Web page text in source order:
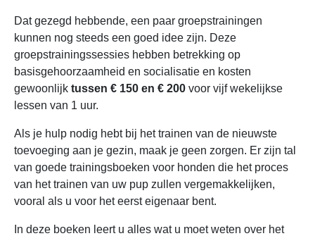
Dat gezegd hebbende, een paar groepstrainingen
kunnen nog steeds een goed idee zijn. Deze
groepstrainingssessies hebben betrekking op
basisgehoorzaamheid en socialisatie en kosten
gewoonlijk tussen € 150 en € 200 voor vijf wekelijkse
lessen van 1 uur.
Als je hulp nodig hebt bij het trainen van de nieuwste
toevoeging aan je gezin, maak je geen zorgen. Er zijn tal
van goede trainingsboeken voor honden die het proces
van het trainen van uw pup zullen vergemakkelijken,
vooral als u voor het eerst eigenaar bent.
In deze boeken leert u alles wat u moet weten over het